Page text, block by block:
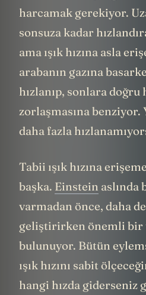
artırabilmek için
harcamak gerekiyor.
sonsuza kadar
ama ışık hızına asla
arabanın gazına
hızlanıp, sonlara doğru
zorlaşmasına benziyor.
Tabii ışık hızına
başka.Einsteinaslında
varmadan önce, daha
geliştirirken önemli bir
bulunuyor. Bütün
ışık hızını sabit